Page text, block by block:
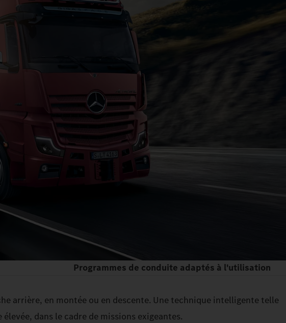
Programmes de conduite adaptés à l'utilisation
arrière, en montée ou en descente. Une technique intelligente telle
dans le cadre de missions exigeantes.